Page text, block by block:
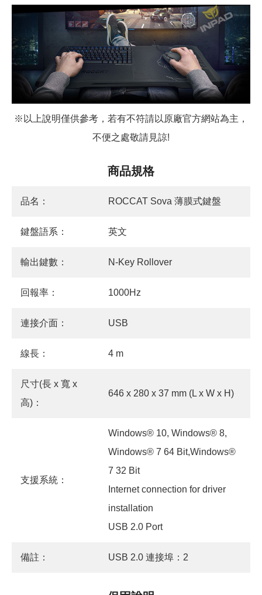
※以上說明僅供參考，若有不符請以原廠官方網站為主，
不便之處敬請見諒!
商品規格
品名： ROCCAT Sova 薄膜式鍵盤
鍵盤語系： 英文
輸出鍵數： N-Key Rollover
回報率： 1000Hz
連接介面： USB
線長： 4 m
尺寸(長 x 寬 x
高)：
646 x 280 x 37 mm (L x W x H)
支援系統：
Windows® 10, Windows® 8,
Windows® 7 64 Bit,Windows®
7 32 Bit
Internet connection for driver
installation
USB 2.0 Port
備註： USB 2.0 連接埠：2